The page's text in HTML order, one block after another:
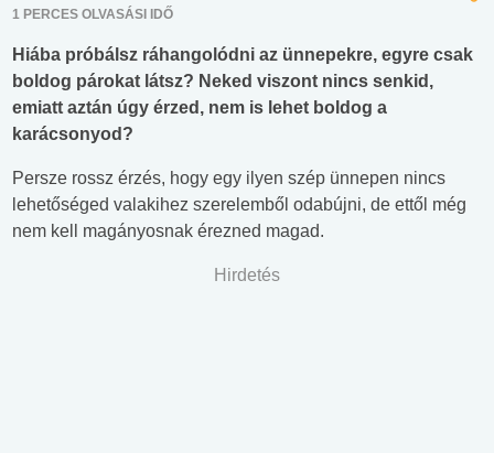
1 PERCES OLVASÁSI IDŐ
Hiába próbálsz ráhangolódni az ünnepekre, egyre csak
boldog párokat látsz? Neked viszont nincs senkid,
emiatt aztán úgy érzed, nem is lehet boldog a
karácsonyod?
Persze rossz érzés, hogy egy ilyen szép ünnepen nincs
lehetőséged valakihez szerelemből odabújni, de ettől még
nem kell magányosnak érezned magad.
Hirdetés